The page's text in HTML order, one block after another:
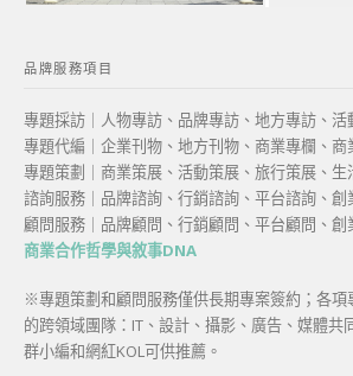
品牌服務項目
專題採訪｜人物專訪、品牌專訪、地方專訪、活
專題代編｜企業刊物、地方刊物、商業專欄、商
專題策劃｜商業策展、活動策展、旅行策展、生
諮詢服務｜品牌諮詢、行銷諮詢、平台諮詢、創
顧問服務｜品牌顧問、行銷顧問、平台顧問、創
商業合作哲學與敘事DNA
※專題策劃和顧問服務僅供長期專案簽約；各項
的跨領域團隊：IT、設計、攝影、廣告、媒體共
群小編和網紅KOL可供推薦。